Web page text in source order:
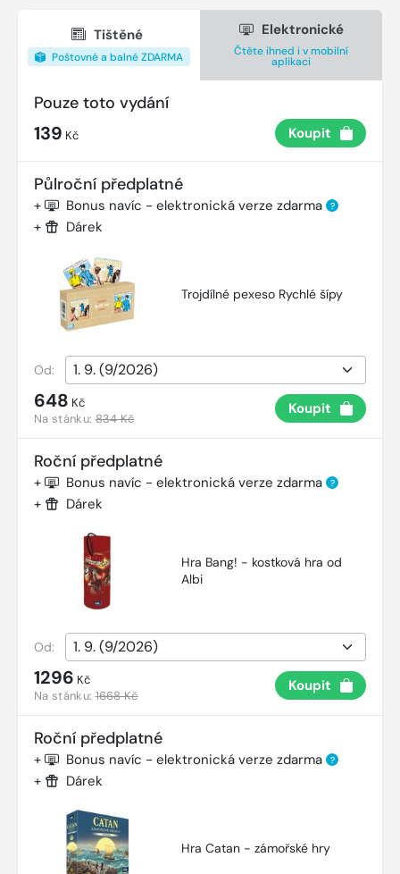
Tištěné
Poštovné a balné ZDARMA
Elektronické
Čtěte ihned i v mobilní
aplikaci
Pouze toto vydání
139 Kč Koupit
Půlroční předplatné
+ Bonus navíc - elektronická verze zdarma ?
+ Dárek
Trojdílné pexeso Rychlé šípy
Od:
648 Kč
Na stánku:834 Kč
Koupit
Roční předplatné
+ Bonus navíc - elektronická verze zdarma ?
+ Dárek
Hra Bang! - kostková hra od
Albi
Od:
1296 Kč
Na stánku:1668 Kč
Koupit
Roční předplatné
+ Bonus navíc - elektronická verze zdarma ?
+ Dárek
Hra Catan - zámořské hry